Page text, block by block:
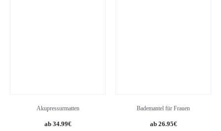
Akupressurmatten
34.99€
Bademantel für Frauen
26.95€